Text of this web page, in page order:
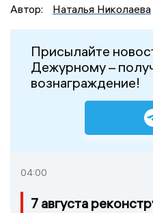
Автор:
Наталья Николаева
Присылайте
Дежурному –
вознаграждение!
04:00
7 августа